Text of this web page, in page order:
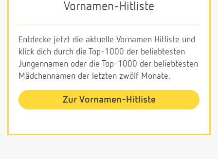
Vornamen-Hitliste
Entdecke jetzt die aktuelle Vornamen Hitliste und
klick dich durch die Top-1000 der beliebtesten
Jungennamen oder die Top-1000 der beliebtesten
Mädchennamen der letzten zwölf Monate.
Zur Vornamen-Hitliste